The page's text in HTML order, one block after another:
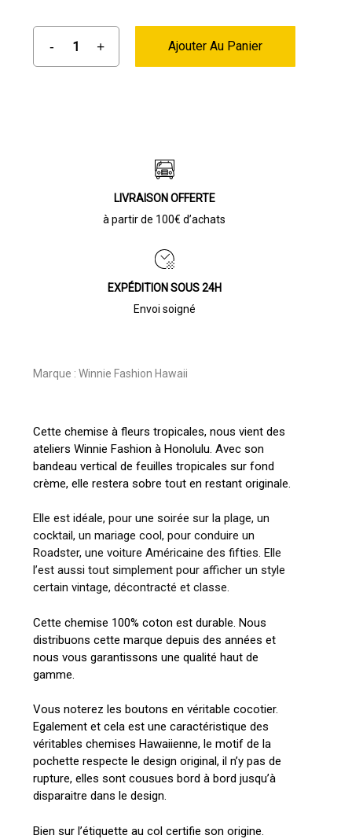
Ajouter Au Panier
LIVRAISON OFFERTE
à partir de 100€ d’achats
EXPÉDITION SOUS 24H
Envoi soigné
Marque : Winnie Fashion Hawaii
Cette chemise à fleurs tropicales, nous vient des
ateliers Winnie Fashion à Honolulu. Avec son
bandeau vertical de feuilles tropicales sur fond
crème, elle restera sobre tout en restant originale.
Elle est idéale, pour une soirée sur la plage, un
cocktail, un mariage cool, pour conduire un
Roadster, une voiture Américaine des fifties. Elle
l’est aussi tout simplement pour afficher un style
certain vintage, décontracté et classe.
Cette chemise 100% coton est durable. Nous
distribuons cette marque depuis des années et
nous vous garantissons une qualité haut de
gamme.
Vous noterez les boutons en véritable cocotier.
Egalement et cela est une caractéristique des
véritables chemises Hawaiienne, le motif de la
pochette respecte le design original, il n’y pas de
rupture, elles sont cousues bord à bord jusqu’à
disparaitre dans le design.
Bien sur l’étiquette au col certifie son origine.